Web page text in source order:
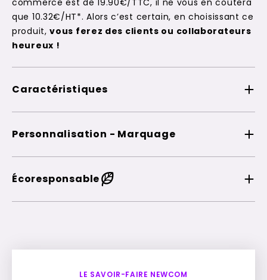
que 10.32€/HT*. Alors c’est certain, en choisissant ce
produit,vous ferez des clients ou collaborateurs
heureux !
Caractéristiques
Personnalisation - Marquage
Écoresponsable
LE SAVOIR-FAIRE NEWCOM